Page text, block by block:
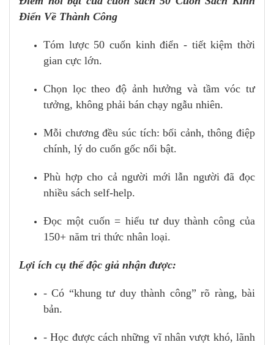
Điển Về Thành Công
Tóm lược 50 cuốn kinh điển - tiết kiệm thời
gian cực lớn.
Chọn lọc theo độ ảnh hưởng và tầm vóc tư
tưởng, không phải bán chạy ngẫu nhiên.
Mỗi chương đều súc tích: bối cảnh, thông điệp
chính, lý do cuốn gốc nổi bật.
Phù hợp cho cả người mới lẫn người đã đọc
nhiều sách self-help.
Đọc một cuốn = hiểu tư duy thành công của
150+ năm tri thức nhân loại.
Lợi ích cụ thể độc giả nhận được:
- Có “khung tư duy thành công” rõ ràng, bài
bản.
- Học được cách những vĩ nhân vượt khó, lãnh